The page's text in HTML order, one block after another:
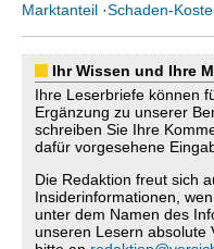
Marktanteil ·Schaden-
Ihr Wissen und Ihre
Ihre Leserbriefe können
Ergänzung zu unserer
schreiben Sie Ihre
dafür vorgesehene
Die Redaktion freut sich
Insiderinformationen,
unter dem Namen des
unseren Lesern absolute